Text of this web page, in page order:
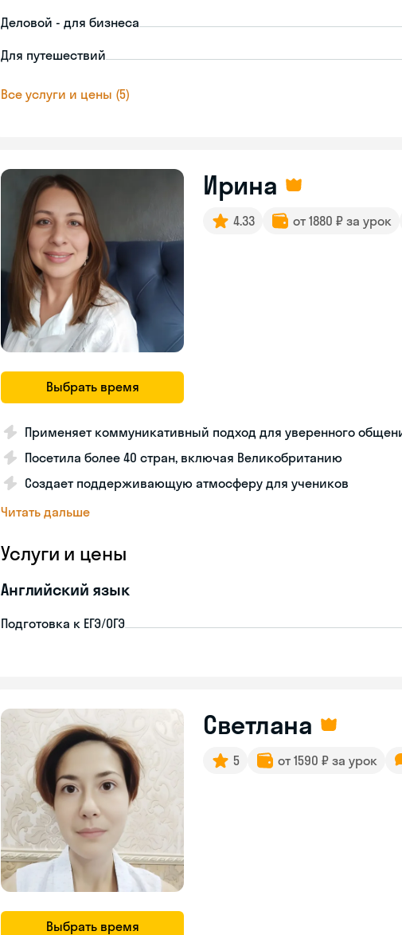
Деловой - для бизнеса
Для путешествий
Все услуги и цены (5)
Выбрать время
Ирина
4.33 от 1880 ₽ за урок
Применяет коммуникативный подход для уверенного
Посетила более 40 стран, включая Великобританию
Создает поддерживающую атмосферу для учеников
Читать дальше
Услуги и цены
Английский язык
Подготовка к ЕГЭ/ОГЭ
Выбрать время
Светлана
5 от 1590 ₽ за урок